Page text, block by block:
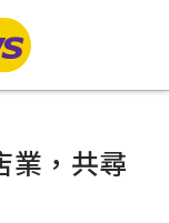
業，共尋